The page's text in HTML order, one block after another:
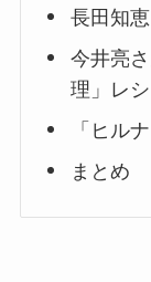
長田知
今井亮
理」レ
「ヒル
まとめ